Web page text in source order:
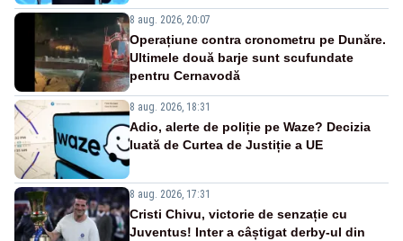
8 aug. 2026, 20:07
Operațiune contra cronometru pe Dunăre.
Ultimele două barje sunt scufundate
pentru Cernavodă
8 aug. 2026, 18:31
Adio, alerte de poliție pe Waze? Decizia
luată de Curtea de Justiție a UE
8 aug. 2026, 17:31
Cristi Chivu, victorie de senzație cu
Juventus! Inter a câștigat derby-ul din